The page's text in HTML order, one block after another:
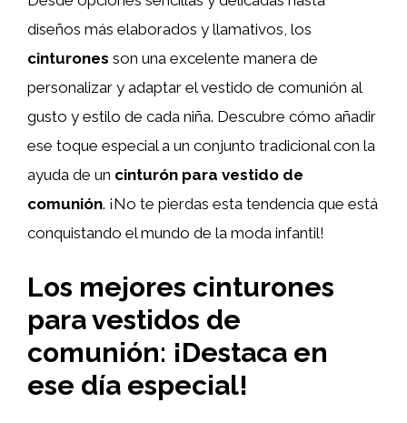
diseños más elaborados y llamativos, los
cinturones son una excelente manera de
personalizar y adaptar el vestido de comunión al
gusto y estilo de cada niña. Descubre cómo añadir
ese toque especial a un conjunto tradicional con la
ayuda de un cinturón para vestido de
comunión. ¡No te pierdas esta tendencia que está
conquistando el mundo de la moda infantil!
Los mejores cinturones
para vestidos de
comunión: ¡Destaca en
ese día especial!